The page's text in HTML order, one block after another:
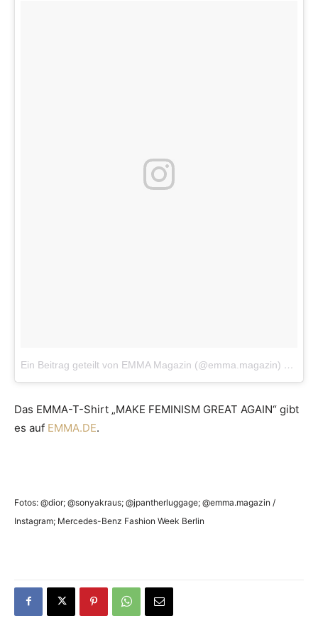
Ein Beitrag geteilt von EMMA Magazin (@emma.magazin)
Das EMMA-T-Shirt „MAKE FEMINISM GREAT AGAIN“ gibt
es auf EMMA.DE.
Fotos: @dior; @sonyakraus; @jpantherluggage; @emma.magazin /
Instagram; Mercedes-Benz Fashion Week Berlin